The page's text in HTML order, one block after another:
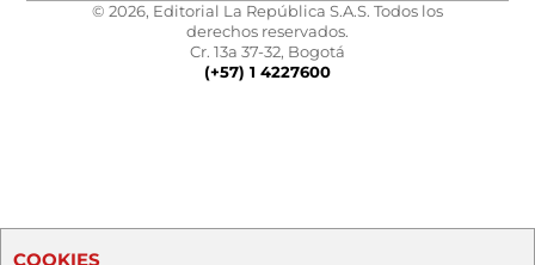
© 2026, Editorial La República S.A.S. Todos los
derechos reservados.
Cr. 13a 37-32, Bogotá
(+57) 1 4227600
COOKIES